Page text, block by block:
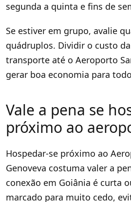
segunda a quinta e fins de
Se estiver em grupo, avalie
quádruplos. Dividir o custo
transporte até o Aeroporto
gerar boa economia para
Vale a pena se
próximo ao
Hospedar-se próximo ao
Genoveva costuma valer a
conexão em Goiânia é curta
marcado para muito cedo,